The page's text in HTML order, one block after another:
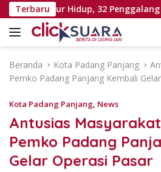
a
Terbaru
Seumur Hidup, 32 Penggalang
Beranda Kota Padang Panjang
Pemko Padang Panjang Kembali
Kota Padang Panjang, News
Antusias
Pemko Padang
Gelar Operasi Pasar